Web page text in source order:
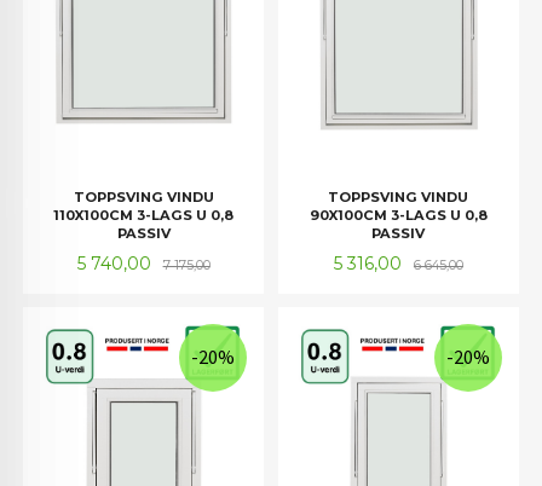
TOPPSVING VINDU
110X100CM 3-LAGS U 0,8
PASSIV
Tilbud
5 740,00 7 175,00Rabatt
TOPPSVING VINDU
90X100CM 3-LAGS U 0,8
PASSIV
Tilbud
5 316,00 6 645,00Rabatt
-20% -20%